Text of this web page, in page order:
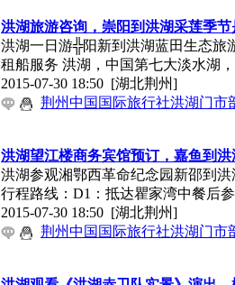
洪湖旅游咨询，崇阳到洪湖采莲季节
洪湖一日游╬阳新到洪湖蓝田生态
租船服务 洪湖，中国第七大淡水湖
2015-07-30 18:50 [湖北荆州]
荆州中国国际旅行社洪湖门市
洪湖望江楼商务宾馆预订，嘉鱼到
洪湖参观湘鄂西革命纪念园新邵到
行程路线：D1：抵达瞿家湾中餐后
2015-07-30 18:50 [湖北荆州]
荆州中国国际旅行社洪湖门市